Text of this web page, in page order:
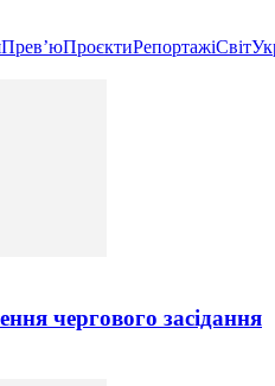
Прев’юПроєктиРепортажіСвіт
чергового засідання